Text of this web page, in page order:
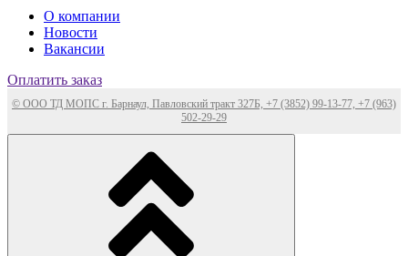
О компании
Новости
Вакансии
Оплатить заказ
© ООО ТД МОПС г. Барнаул, Павловский тракт 327Б, +7 (3852) 99-13-77, +7 (963)
502-29-29